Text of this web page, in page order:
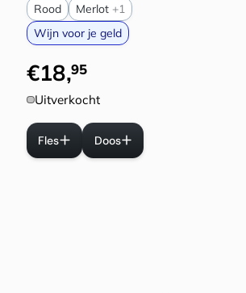
Rood Merlot +1
Wijn voor je geld
€18,95
Uitverkocht
Fles Doos